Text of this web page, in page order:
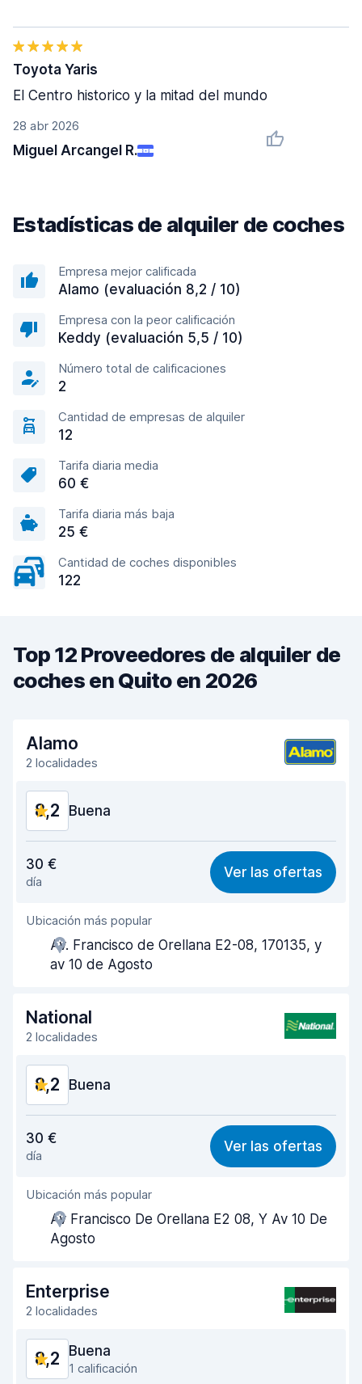
28 abr 2026
Miguel Arcangel R.
Toyota Yaris
El Centro historico y la mitad del mundo
Estadísticas de alquiler de coches
Empresa mejor calificada
Alamo (evaluación 8,2 / 10)
Empresa con la peor calificación
Keddy (evaluación 5,5 / 10)
Número total de calificaciones
2
Cantidad de empresas de alquiler
12
Tarifa diaria media
60 €
Tarifa diaria más baja
25 €
Cantidad de coches disponibles
122
Top 12 Proveedores de alquiler de
coches en Quito en 2026
Alamo
2 localidades
8,2 Buena
8,2
Fácil de encontrar 8,2
Amabilidad del agente
Rapidez en la recogida 8,0
Limpieza del vehículo 8,2
Estado del vehículo
30 €
día
Ver las ofertas
Ubicación más popular
Av. Francisco de Orellana E2-08, 170135, y
av 10 de Agosto
National
2 localidades
8,2 Buena
8,1
Fácil de encontrar 8,2
Amabilidad del agente
Rapidez en la recogida
Limpieza del vehículo 8,2
Estado del vehículo
30 €
día
Ver las ofertas
Ubicación más popular
Av Francisco De Orellana E2 08, Y Av 10 De
Agosto
Enterprise
2 localidades
8,2 Buena
1 calificación